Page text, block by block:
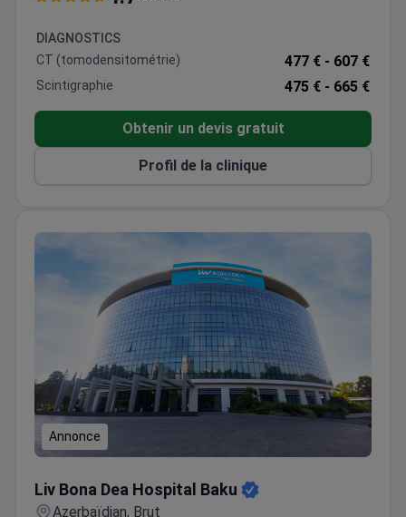
La clinique affiliée à l'université collabore avec l'OMS
et l'UNICEF et détient la certification TÜV Rheinland.
DIAGNOSTICS
CT (tomodensitométrie)
477 € - 607 €
Scintigraphie 475 € - 665 €
Obtenir un devis gratuit
Profil de la clinique
Annonce
Liv Bona Dea Hospital Baku
Azerbaïdjan, Brut